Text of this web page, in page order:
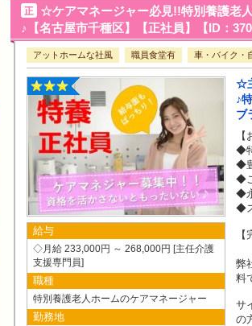
☆ケアマネージャー必見!!特別養護老
♪【名古屋市千種区】【正社員】【ID：
アットホームな社風 職員食堂有 車・バイク・
給与
月給 233,000円 ～ 268,000円 主任介護
支援専門員
職種
特別養護老人ホームのケアマネージャー
勤務地
☆
♪
ブ
◆
◆
◆
◆
◆
弊
料
サ
の